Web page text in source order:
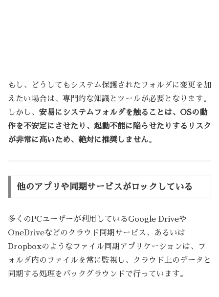
もし、どうしてもシステム保護されたフォルダに変更を加
えたい場合は、専門的な知識とツールが必要となります。
しかし、 安易にシステムフォルダを触ることは、OSの動
作を不安定にさせたり、起動不能に陥らせたりするリスク
が非常に高いため、絶対に推奨しません。
他のアプリや同期サービスがロックしている
多くのPCユーザーが利用しているGoogle Driveや
OneDriveなどのクラウド同期サービス、あるいは
Dropboxのようなファイル同期アプリケーションは、フ
ォルダ内のファイルを常に監視し、クラウド上のデータと
同期する処理をバックグラウンドで行っています。